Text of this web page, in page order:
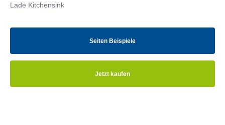
Lade Kitchensink
Seiten Beispiele
Jetzt kaufen